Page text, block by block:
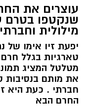
עוצרים את
שנקטפו בטרם
מילולית
יפעת זיו אימו של
טארגיות בגלל
מטלטל המציג
את מותם בנסיבות
חברתי . כעת היא
החרם הבא